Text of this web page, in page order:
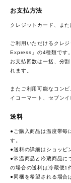
お支払方法
クレジットカード、ま
ご利用いただけるクレ
Express」の4種類です。
お支払回数は一括、分
れます。
またご利用可能なコン
イコーマート、セブンイ
送料
●ご購入商品は温度帯毎
す。
●送料の詳細は ショッピ
●常温商品と冷蔵商品に
の場合の送料は冷蔵便1
●同梱を希望される場合